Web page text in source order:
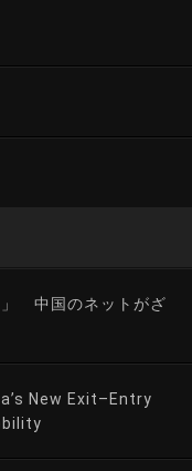
」 中国のネットがざ
New Exit–Entry